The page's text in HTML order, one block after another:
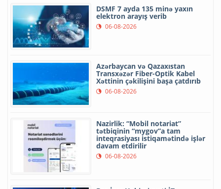
DSMF 7 ayda 135 minə yaxın
elektron arayış verib
06-08-2026
Azərbaycan və Qazaxıstan
Transxəzər Fiber-Optik Kabel
Xəttinin çəkilişini başa çatdırıb
06-08-2026
Nazirlik: “Mobil notariat”
tətbiqinin “mygov”a tam
inteqrasiyası istiqamətində işlər
davam etdirilir
06-08-2026